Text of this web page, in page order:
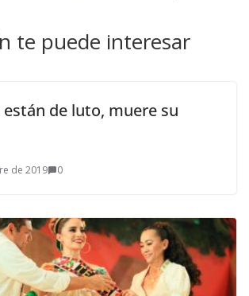
te puede interesar
están de luto, muere su
de 2019 0